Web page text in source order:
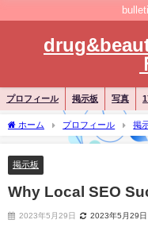
プロフィール 掲示板 写真
ホーム プロフィール 掲
掲示板
Why Local SEO
2023年5月29日 2023年5月29日